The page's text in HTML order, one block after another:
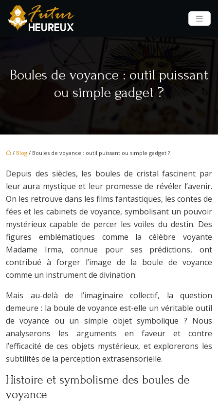
Boules de voyance : outil puissant
ou simple gadget ?
/ Blog / Boules de voyance : outil puissant ou simple gadget ?
Depuis des siècles, les boules de cristal fascinent par
leur aura mystique et leur promesse de révéler l’avenir.
On les retrouve dans les films fantastiques, les contes de
fées et les cabinets de voyance, symbolisant un pouvoir
mystérieux capable de percer les voiles du destin. Des
figures emblématiques comme la célèbre voyante
Madame Irma, connue pour ses prédictions, ont
contribué à forger l’image de la boule de voyance
comme un instrument de divination.
Mais au-delà de l’imaginaire collectif, la question
demeure : la boule de voyance est-elle un véritable outil
de voyance ou un simple objet symbolique ? Nous
analyserons les arguments en faveur et contre
l’efficacité de ces objets mystérieux, et explorerons les
subtilités de la perception extrasensorielle.
Histoire et symbolisme des boules de
voyance